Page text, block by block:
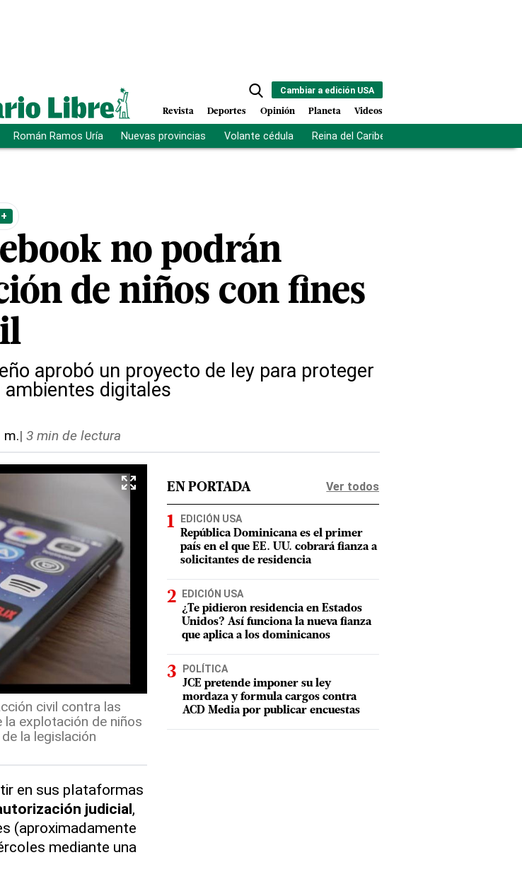
Cambiar a edición USA
Revista Deportes Opinión Planeta Videos
Román Ramos Uría Nuevas provincias Volante cédula Reina del Caribe
no podrán
de niños con fines
aprobó un proyecto de ley para proteger
digitales
m.| 3 min de lectura
civil contra las
explotación de niños
la legislación
en sus plataformas
judicial,
(aproximadamente
mediante una
EN PORTADA Ver todos
EDICIÓN USA
República Dominicana es el primer
país en el que EE. UU. cobrará fianza a
solicitantes de residencia
EDICIÓN USA
¿Te pidieron residencia en Estados
Unidos? Así funciona la nueva fianza
que aplica a los dominicanos
POLÍTICA
JCE pretende imponer su ley
mordaza y formula cargos contra
ACD Media por publicar encuestas